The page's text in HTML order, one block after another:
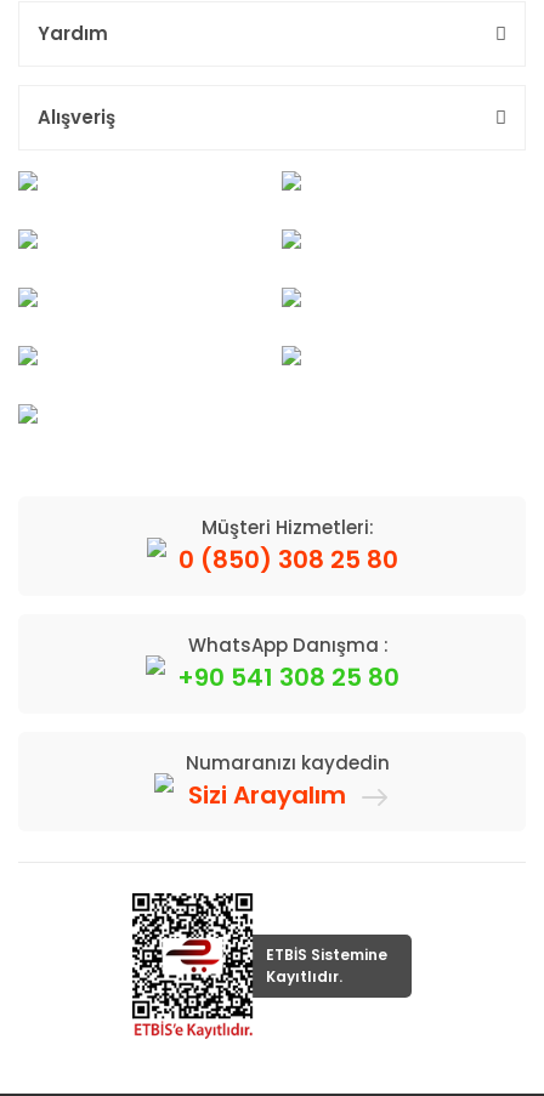
Yardım
Alışveriş
Müşteri Hizmetleri:
0 (850) 308 25 80
WhatsApp Danışma :
+90 541 308 25 80
Numaranızı kaydedin
Sizi Arayalım
ETBİS Sistemine
Kayıtlıdır.